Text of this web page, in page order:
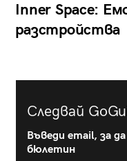
Inner Space:
разстройства
Следвай
Въведи email, за
бюлетин